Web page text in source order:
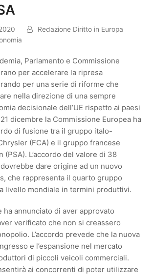
Redazione Diritto in Europa
Parlamento e Commissione
per accelerare la ripresa
per una serie di riforme che
nella direzione di una sempre
decisionale dell’UE rispetto ai paesi
dicembre la Commissione Europea ha
di fusione tra il gruppo italo-
(FCA) e il gruppo francese
(PSA). L’accordo del valore di 38
dare origine ad un nuovo
che rappresenta il quarto gruppo
livello mondiale in termini produttivi.
ha annunciato di aver approvato
verificato che non si creassero
L’accordo prevede che la nuova
e l’espansione nel mercato
di piccoli veicoli commerciali.
ai concorrenti di poter utilizzare